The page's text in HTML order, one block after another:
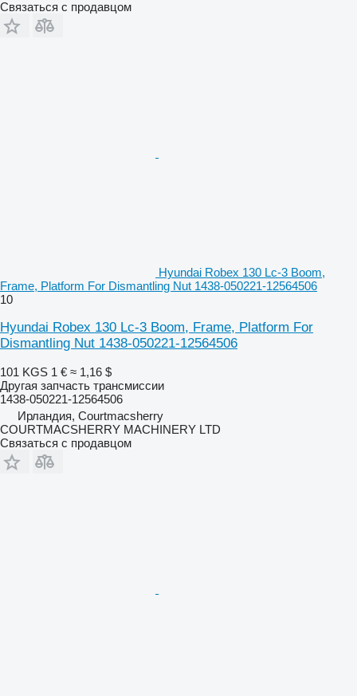
Связаться с продавцом
Hyundai Robex 130 Lc-3 Boom,
Frame, Platform For Dismantling Nut 1438-050221-12564506
10
Hyundai Robex 130 Lc-3 Boom, Frame, Platform For
Dismantling Nut 1438-050221-12564506
101 KGS 1 € ≈ 1,16 $
Другая запчасть трансмиссии
1438-050221-12564506
Ирландия, Courtmacsherry
COURTMACSHERRY MACHINERY LTD
Связаться с продавцом